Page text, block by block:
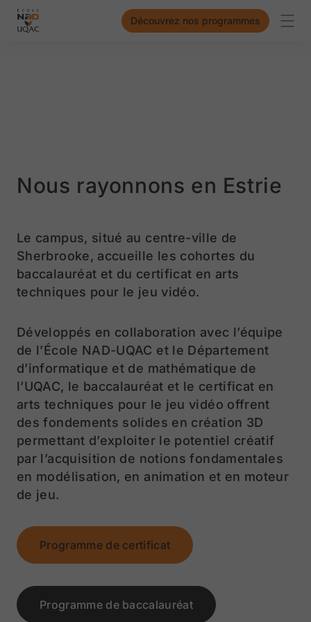
Aller à la page daccueilDécouvrez nos programmes
Nous rayonnons en Estrie
Le campus, situé au centre-ville de
Sherbrooke, accueille les cohortes du
baccalauréat et du certificat en arts
techniques pour le jeu vidéo.
Développés en collaboration avec l’équipe
de l’École NAD-UQAC et le Département
d’informatique et de mathématique de
l’UQAC, le baccalauréat et le certificat en
arts techniques pour le jeu vidéo offrent
des fondements solides en création 3D
permettant d’exploiter le potentiel créatif
par l’acquisition de notions fondamentales
en modélisation, en animation et en moteur
de jeu.
Programme de certificat
Programme de baccalauréat